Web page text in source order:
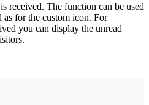
received. The function can be used
for the custom icon. For
you can display the unread